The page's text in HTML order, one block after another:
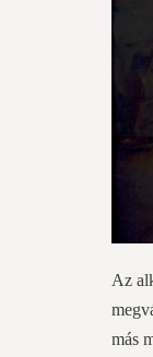
Az
más